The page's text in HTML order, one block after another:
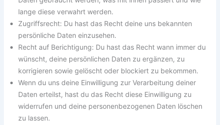
lange diese verwahrt werden.
Zugriffsrecht: Du hast das Recht deine uns bekannten
persönliche Daten einzusehen.
Recht auf Berichtigung: Du hast das Recht wann immer du
wünscht, deine persönlichen Daten zu ergänzen, zu
korrigieren sowie gelöscht oder blockiert zu bekommen.
Wenn du uns deine Einwilligung zur Verarbeitung deiner
Daten erteilst, hast du das Recht diese Einwilligung zu
widerrufen und deine personenbezogenen Daten löschen
zu lassen.